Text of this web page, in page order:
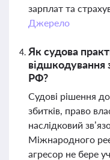
зарплат та
Джерело
Як судова
відшкодування
РФ?
Судові рішення
збитків, право
наслідковий
Міжнародного
агресор не бере